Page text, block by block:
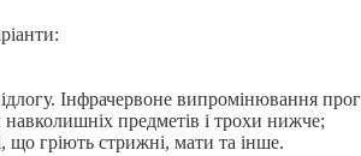
Інфрачервоне випромінювання
предметів і трохи нижче;
що гріють стрижні, мати та інше.